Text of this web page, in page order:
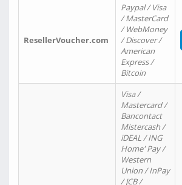
ResellerVoucher.com
Paypal / Visa
/ MasterCard
/ WebMoney
/ Discover /
American
Express /
Bitcoin
Visa /
Mastercard /
Bancontact
Mistercash /
iDEAL / ING
Home' Pay /
Western
Union / InPay
/ JCB /